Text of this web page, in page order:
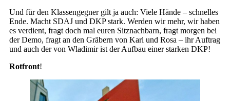
Und für den Klassengegner gilt ja auch: Viele Hände – schnelles
Ende. Macht SDAJ und DKP stark. Werden wir mehr, wir haben
es verdient, fragt doch mal euren Sitznachbarn, fragt morgen bei
der Demo, fragt an den Gräbern von Karl und Rosa – ihr Auftrag
und auch der von Wladimir ist der Aufbau einer starken DKP!
Rotfront!